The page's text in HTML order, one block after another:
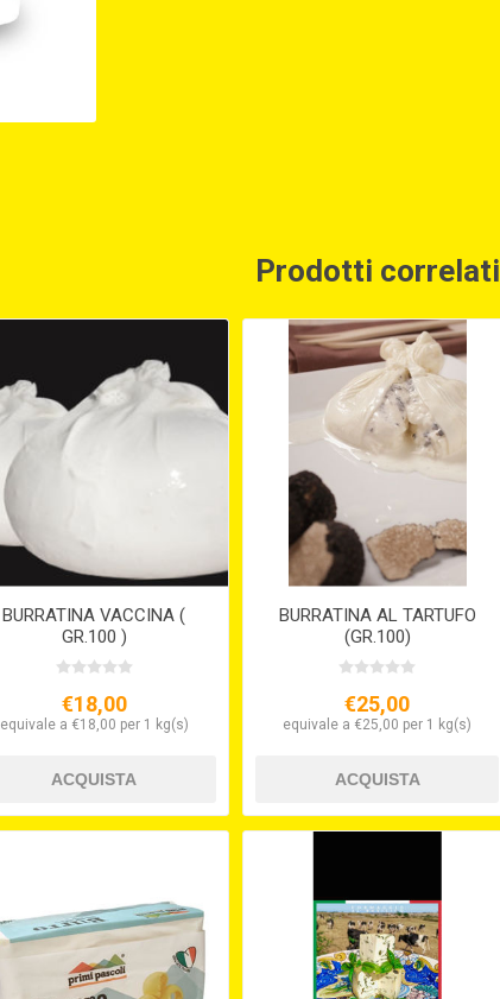
Prodotti correlati
BURRATINA VACCINA (
GR.100 )
€18,00
equivale a €18,00 per 1 kg(s)
BURRATINA AL TARTUFO
(GR.100)
€25,00
equivale a €25,00 per 1 kg(s)